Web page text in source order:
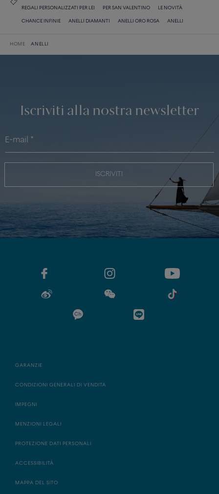
REGALI PERSONALIZZATI PER LEI PER SAN VALENTINO LE NOVITÀ
CHANCE INFINIE ANELLI DIAMANTI ANELLI ORO ROSA ANELLI
HOME ANELLI
Iscriviti alla nostra newsletter
ISCRIVITI
GARANZIE
CONDIZIONI GENERALI DI VENDITA
IMPEGNI
MENZIONI LEGALI
PROTEZIONE DATI PERSONALI
ACCESSIBILITÀ
MAPPA DEL SITO